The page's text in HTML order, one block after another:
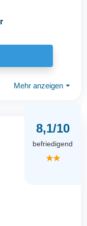
Mehr anzeigen ⏷
8,1/10
befriedigend
★★